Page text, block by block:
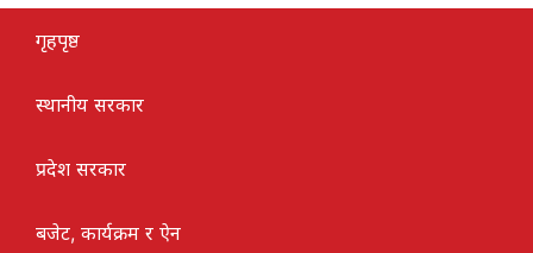
गृहपृष्ठ
स्थानीय सरकार
प्रदेश सरकार
बजेट, कार्यक्रम र ऐन